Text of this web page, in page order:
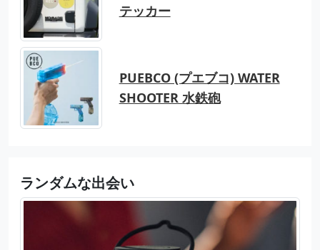
テッカー
PUEBCO (プエブコ) WATER
SHOOTER 水鉄砲
ランダムな出会い